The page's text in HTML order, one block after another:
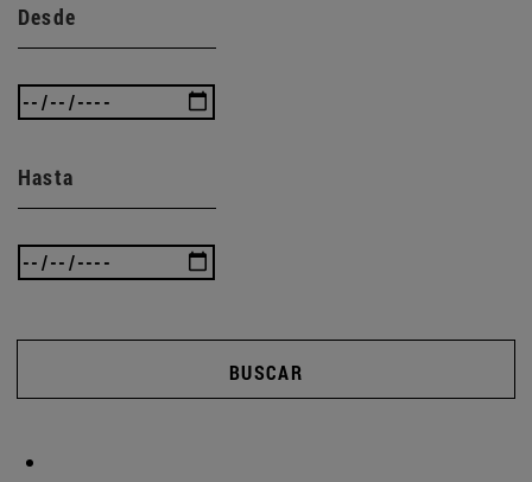
Desde
Hasta
BUSCAR